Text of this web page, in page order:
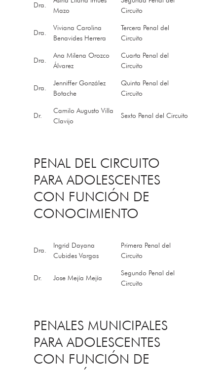
Dra.
Mazo
Circuito
Dra.
Viviana Carolina
Benavides Herrera
Tercera Penal del
Circuito
Dra.
Ana Milena Orozco
Álvarez
Cuarta Penal del
Circuito
Dra.
Jenniffer González
Botache
Quinta Penal del
Circuito
Dr.
Camilo Augusto Villa
Clavijo
Sexto Penal del Circuito
PENAL DEL CIRCUITO
PARA ADOLESCENTES
CON FUNCIÓN DE
CONOCIMIENTO
Dra.
Ingrid Dayana
Cubides Vargas
Primera Penal del
Circuito
Dr. Jose Mejía Mejía
Segundo Penal del
Circuito
PENALES MUNICIPALES
PARA ADOLESCENTES
CON FUNCIÓN DE